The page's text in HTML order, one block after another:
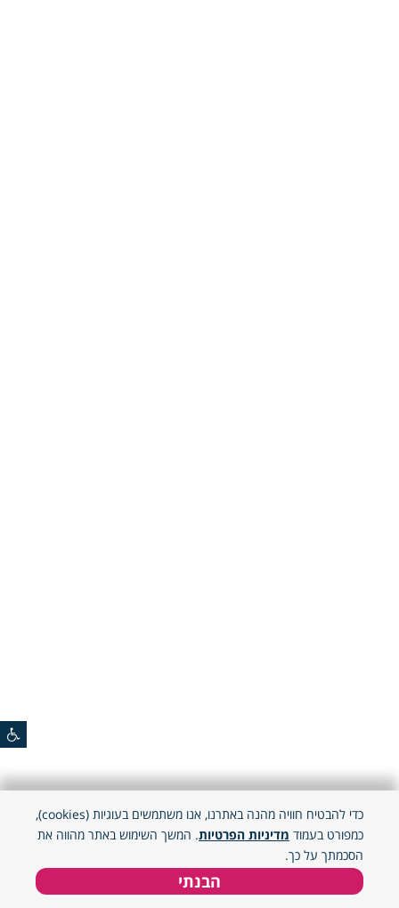
כדי להבטיח חוויה מהנה באתרנו, אנו משתמשים בעוגיות (cookies),
כמפורט בעמוד מדיניות הפרטיות. המשך השימוש באתר מהווה את
הסכמתך על כך.
הבנתי